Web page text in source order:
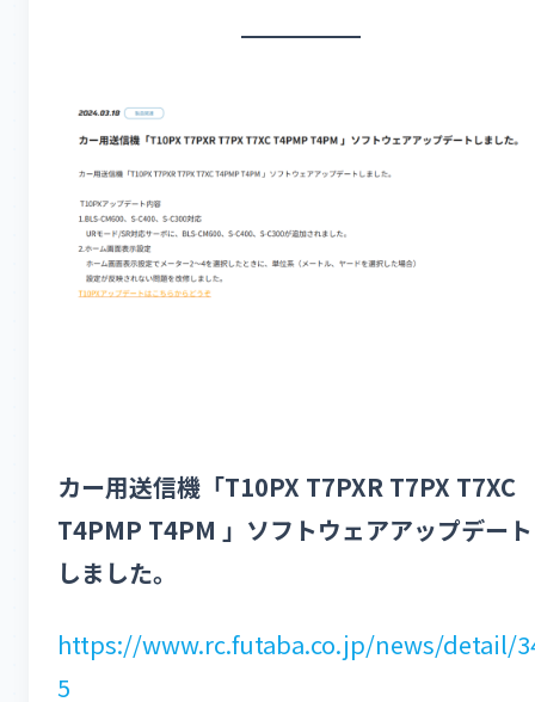
カー用送信機「T10PX T7PXR T7PX T7XC
T4PMP T4PM 」ソフトウェアアップデート
しました。
https://www.rc.futaba.co.jp/news/detail/
5